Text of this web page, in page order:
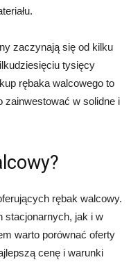
zaczynają się od kilku
tysięcy
rębaka walcowego to
zainwestować w solidne i
rębak walcowy.
stacjonarnych, jak i w
warto porównać oferty
cenę i warunki